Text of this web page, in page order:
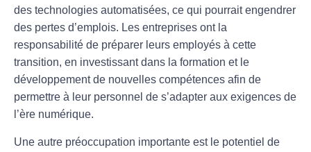
des technologies automatisées, ce qui pourrait engendrer
des pertes d’emplois. Les entreprises ont la
responsabilité de préparer leurs employés à cette
transition, en investissant dans la formation et le
développement de nouvelles compétences afin de
permettre à leur personnel de s’adapter aux exigences de
l’ère numérique.
Une autre préoccupation importante est le potentiel de